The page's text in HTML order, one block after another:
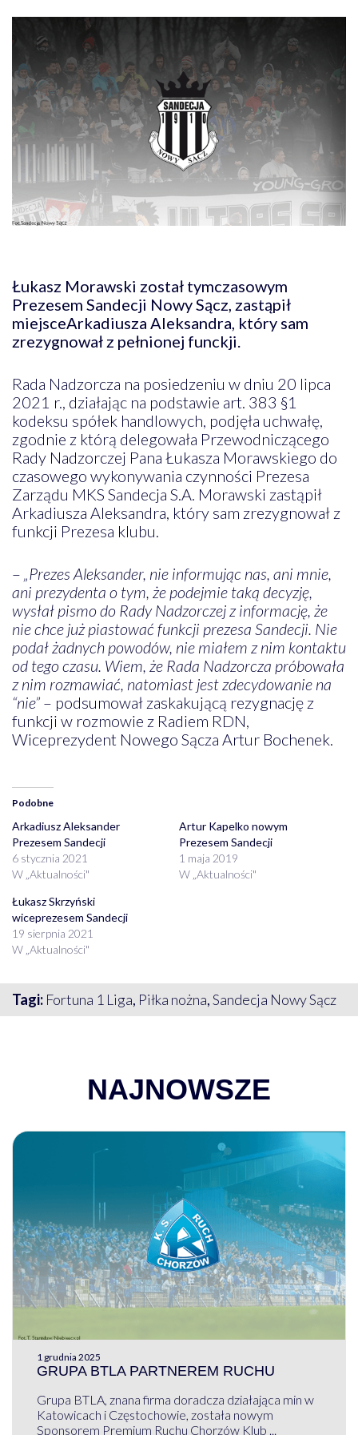
Łukasz Morawski został tymczasowym
Prezesem Sandecji Nowy Sącz, zastąpił
miejsceArkadiusza Aleksandra, który sam
zrezygnował z pełnionej funckji.
Rada Nadzorcza na posiedzeniu w dniu 20 lipca
2021 r., działając na podstawie art. 383 §1
kodeksu spółek handlowych, podjęła uchwałę,
zgodnie z którą delegowała Przewodniczącego
Rady Nadzorczej Pana Łukasza Morawskiego do
czasowego wykonywania czynności Prezesa
Zarządu MKS Sandecja S.A. Morawski zastąpił
Arkadiusza Aleksandra, który sam zrezygnował z
funkcji Prezesa klubu.
– „Prezes Aleksander, nie informując nas, ani mnie,
ani prezydenta o tym, że podejmie taką decyzję,
wysłał pismo do Rady Nadzorczej z informację, że
nie chce już piastować funkcji prezesa Sandecji. Nie
podał żadnych powodów, nie miałem z nim kontaktu
od tego czasu. Wiem, że Rada Nadzorcza próbowała
z nim rozmawiać, natomiast jest zdecydowanie na
“nie”– podsumował zaskakującą rezygnację z
funkcji w rozmowie z Radiem RDN,
Wiceprezydent Nowego Sącza Artur Bochenek.
Podobne
Arkadiusz Aleksander
Prezesem Sandecji
6 stycznia 2021
W „Aktualności"
Artur Kapelko nowym
Prezesem Sandecji
1 maja 2019
W „Aktualności"
Łukasz Skrzyński
wiceprezesem Sandecji
19 sierpnia 2021
W „Aktualności"
Tagi: Fortuna 1 Liga, Piłka nożna,Sandecja Nowy Sącz
NAJNOWSZE
1 grudnia 2025
GRUPA BTLA PARTNEREM RUCHU
Grupa BTLA, znana firma doradcza działająca min w
Katowicach i Częstochowie, została nowym
Sponsorem Premium Ruchu Chorzów Klub ...